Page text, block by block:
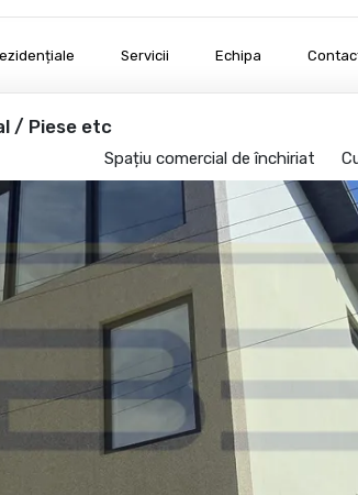
Servicii Echipa
/ Piese etc
Spațiu comercial de închiriat